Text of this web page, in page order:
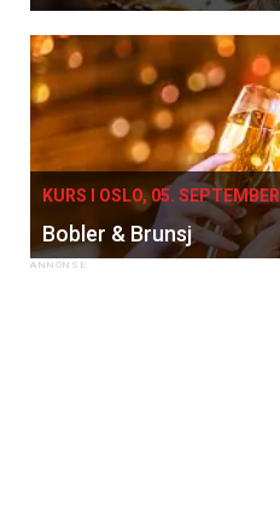
KURS I OSLO, 05. SEPTEMBER
Bobler & Brunsj